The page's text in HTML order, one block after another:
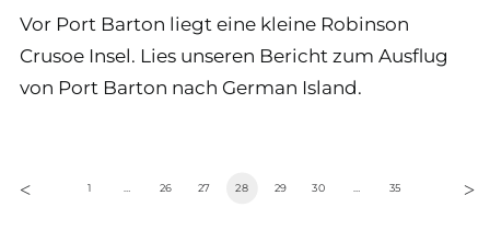
Vor Port Barton liegt eine kleine Robinson
Crusoe Insel. Lies unseren Bericht zum Ausflug
von Port Barton nach German Island.
1 26 27 28 29 30 35